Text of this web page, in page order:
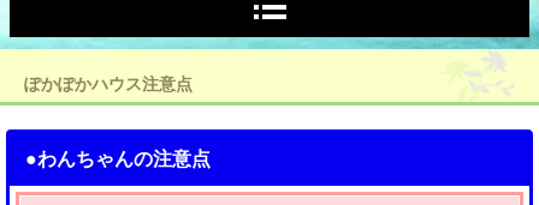
ぽかぽかハウス注意点
●わんちゃんの注意点